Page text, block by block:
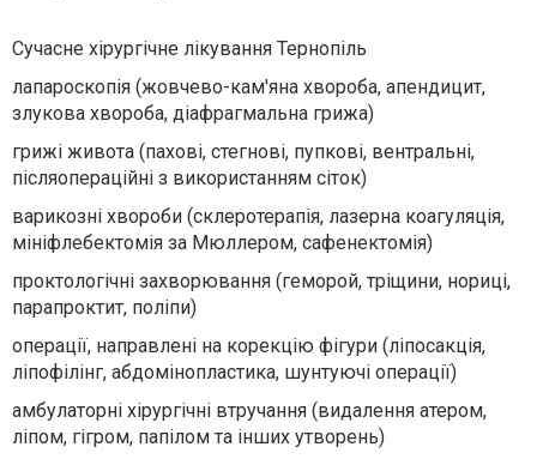
Сучасне хірургічне лікування Тернопіль
лапароскопія (жовчево-кам'яна хвороба, апендицит,
злукова хвороба, діафрагмальна грижа)
грижі живота (пахові, стегнові, пупкові, вентральні,
післяопераційні з використанням сіток)
варикозні хвороби (склеротерапія, лазерна коагуляція,
мініфлебектомія за Мюллером, сафенектомія)
проктологічні захворювання (геморой, тріщини, нориці,
парапроктит, поліпи)
операції, направлені на корекцію фігури (ліпосакція,
ліпофілінг, абдомінопластика, шунтуючі операції)
амбулаторні хірургічні втручання (видалення атером,
ліпом, гігром, папілом та інших утворень)